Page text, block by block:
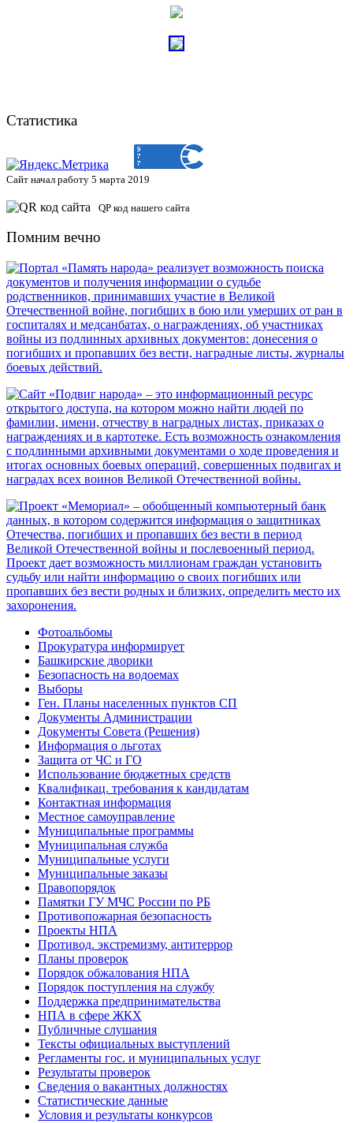
Статистика
Сайт начал работу 5 марта 2019
QP код нашего сайта
Помним вечно
Фотоальбомы
Прокуратура информирует
Башкирские дворики
Безопасность на водоемах
Выборы
Ген. Планы населенных пунктов СП
Документы Администрации
Документы Совета (Решения)
Информация о льготах
Защита от ЧС и ГО
Использование бюджетных средств
Квалификац. требования к кандидатам
Контактная информация
Местное самоуправление
Муниципальные программы
Муниципальная служба
Муниципальные услуги
Муниципальные заказы
Правопорядок
Памятки ГУ МЧС России по РБ
Противопожарная безопасность
Проекты НПА
Противод. экстремизму, антитеррор
Планы проверок
Порядок обжалования НПА
Порядок поступления на службу
Поддержка предпринимательства
НПА в сфере ЖКХ
Публичные слушания
Тексты официальных выступлений
Регламенты гос. и муниципальных услуг
Результаты проверок
Сведения о вакантных должностях
Статистические данные
Условия и результаты конкурсов